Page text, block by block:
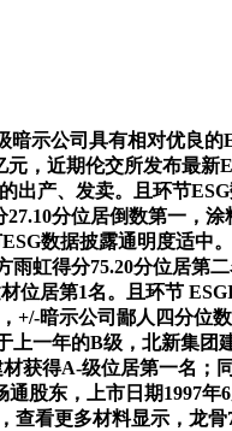
公司具有相对优良的
，近期伦交所发布最新
产、发卖。且环节
分位居倒数第一，涂
数据披露通明度适中
虹得分75.20分位居第
居第1名。且环节
暗示公司鄙人四分位
一年的B级，北新集
获得A-级位居第一名；
东，上市日期1997年
看更多材料显示，龙